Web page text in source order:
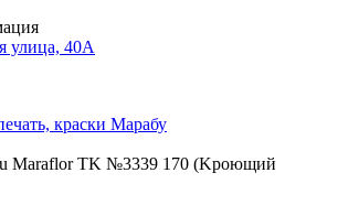
улица, 40А
краски Марабу
Maraflor TK №3339 170 (Kроющий